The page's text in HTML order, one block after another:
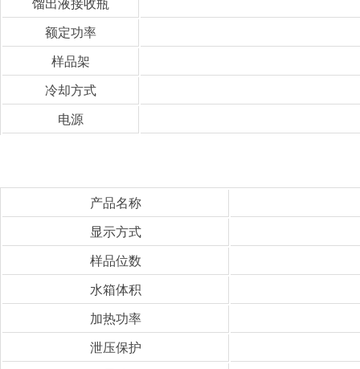
馏出液接收瓶
额定功率
样品架
冷却方式
电源
产品名称
显示方式
样品位数
水箱体积
加热功率
泄压保护